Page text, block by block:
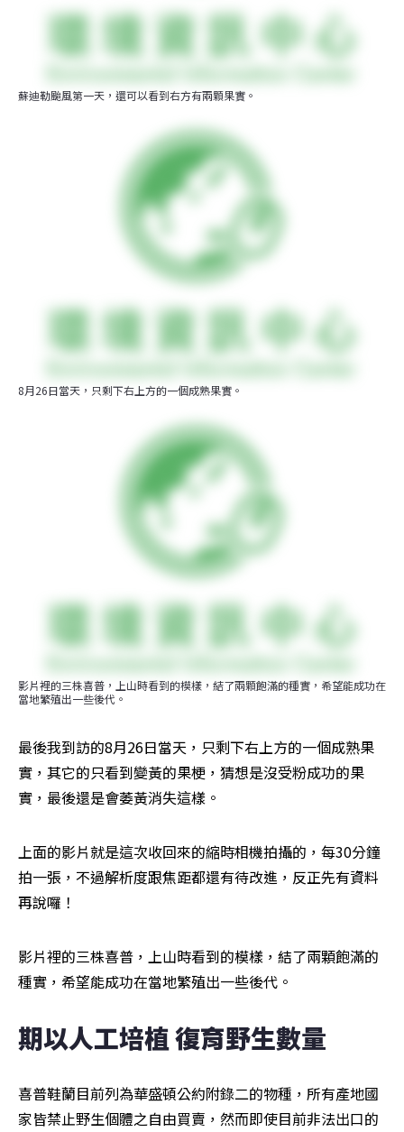
蘇迪勒颱風第一天，還可以看到右方有兩顆果實。
8月26日當天，只剩下右上方的一個成熟果實。
影片裡的三株喜普，上山時看到的模樣，結了兩顆飽滿的種實，希望能成功在
當地繁殖出一些後代。
最後我到訪的8月26日當天，只剩下右上方的一個成熟果
實，其它的只看到變黃的果梗，猜想是沒受粉成功的果
實，最後還是會萎黃消失這樣。
上面的影片就是這次收回來的縮時相機拍攝的，每30分鐘
拍一張，不過解析度跟焦距都還有待改進，反正先有資料
再說囉！
影片裡的三株喜普，上山時看到的模樣，結了兩顆飽滿的
種實，希望能成功在當地繁殖出一些後代。
期以人工培植 復育野生數量
喜普鞋蘭目前列為華盛頓公約附錄二的物種，所有產地國
家皆禁止野生個體之自由買賣，然而即使目前非法出口的